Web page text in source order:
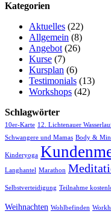
Kategorien
Aktuelles (22)
Allgemein (8)
Angebot (26)
Kurse (7)
Kursplan (6)
Testimonials (13)
Workshops (42)
Schlagwörter
10er-Karte 12. Lichtenauer
Schwangere und Mamas Body &
Kinderyoga
Langhantel Marathon
Selbstverteidigung Teilnahme
Weihnachten Wohlbefinden